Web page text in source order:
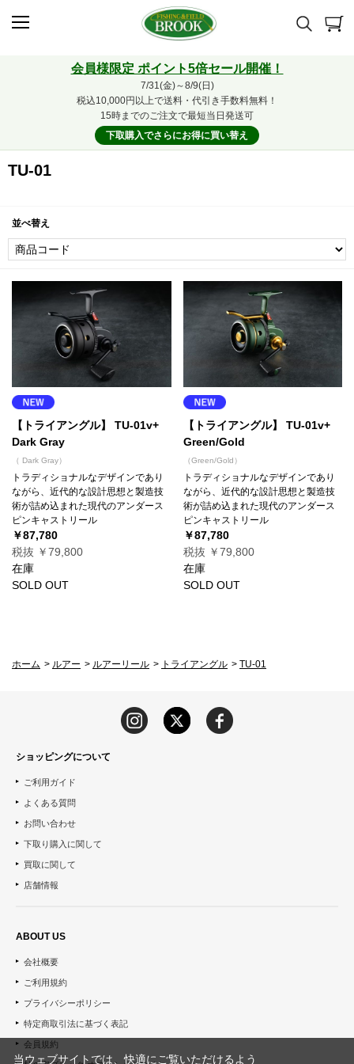
会員様限定 ポイント5倍セール開催！
7/31(金)～8/9(日)
税込10,000円以上で送料・代引き手数料無料！
15時までのご注文で最短当日発送可
下取購入でさらにお得に買い替え
TU-01
並べ替え
【トライアングル】 TU-01v+
Dark Gray
（ Dark Gray）
トラディショナルなデザインであり
ながら、近代的な設計思想と製造技
術が詰め込まれた現代のアンダース
ピンキャストリール
￥87,780
税抜 ￥79,800
在庫
SOLD OUT
【トライアングル】 TU-01v+
Green/Gold
（Green/Gold）
トラディショナルなデザインであり
ながら、近代的な設計思想と製造技
術が詰め込まれた現代のアンダース
ピンキャストリール
￥87,780
税抜 ￥79,800
在庫
SOLD OUT
ホーム > ルアー > ルアーリール > トライアングル > TU-01
ショッピングについて
ご利用ガイド
よくある質問
お問い合わせ
下取り購入に関して
買取に関して
店舗情報
ABOUT US
会社概要
ご利用規約
プライバシーポリシー
特定商取引法に基づく表記
会員規約
当ウェブサイトでは、快適にご覧いただけるよう